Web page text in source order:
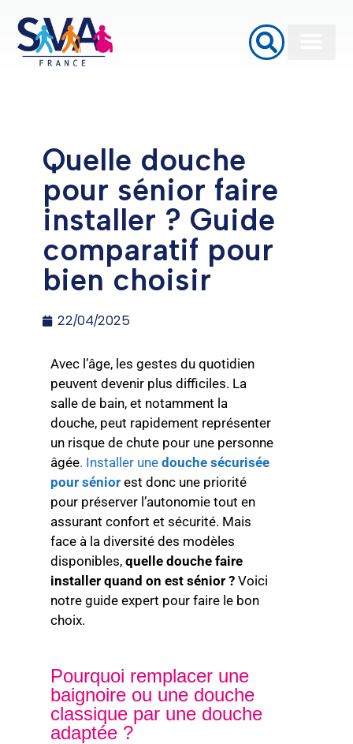
Quelle douche
pour sénior faire
installer ? Guide
comparatif pour
bien choisir
22/04/2025
Avec l’âge, les gestes du quotidien
peuvent devenir plus difficiles. La
salle de bain, et notamment la
douche, peut rapidement représenter
un risque de chute pour une personne
âgée. Installer une douche sécurisée
pour séniorest donc une priorité
pour préserver l’autonomie tout en
assurant confort et sécurité. Mais
face à la diversité des modèles
disponibles, quelle douche faire
installer quand on est sénior ?Voici
notre guide expert pour faire le bon
choix.
Pourquoi remplacer une
baignoire ou une douche
classique par une douche
adaptée ?